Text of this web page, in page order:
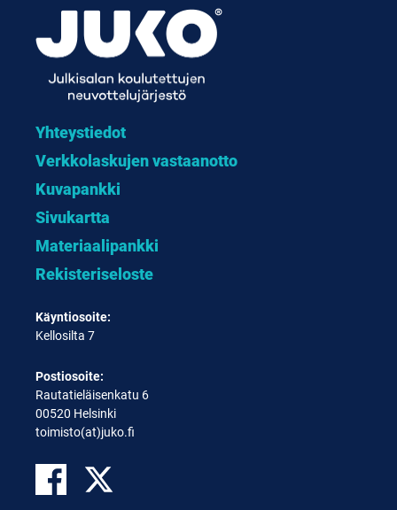
Yhteystiedot
Verkkolaskujen vastaanotto
Kuvapankki
Sivukartta
Materiaalipankki
Rekisteriseloste
Käyntiosoite:
Kellosilta 7
Postiosoite:
Rautatieläisenkatu 6
00520 Helsinki
toimisto(at)juko.fi